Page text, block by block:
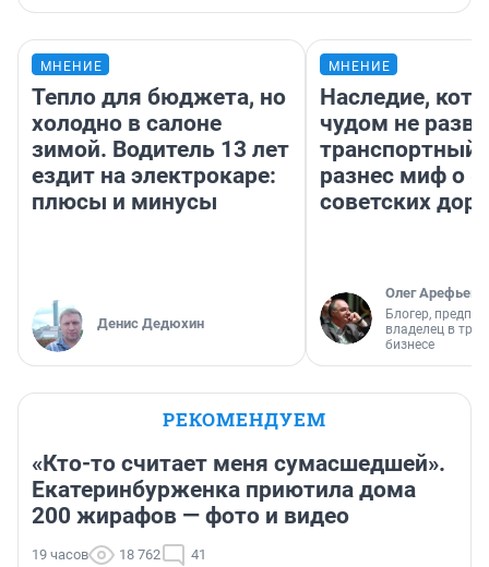
МНЕНИЕ
Тепло для бюджета, но
холодно в салоне
зимой. Водитель 13 лет
ездит на электрокаре:
плюсы и минусы
Денис Дедюхин
МНЕНИЕ
Наследие,
чудом не
транспортный
разнес миф о
советских
Олег Арефьев
Блогер,
владелец в
бизнесе
РЕКОМЕНДУЕМ
«Кто-то считает меня сумасшедшей».
Екатеринбурженка приютила дома
200 жирафов — фото и видео
19 часов 18 762 41